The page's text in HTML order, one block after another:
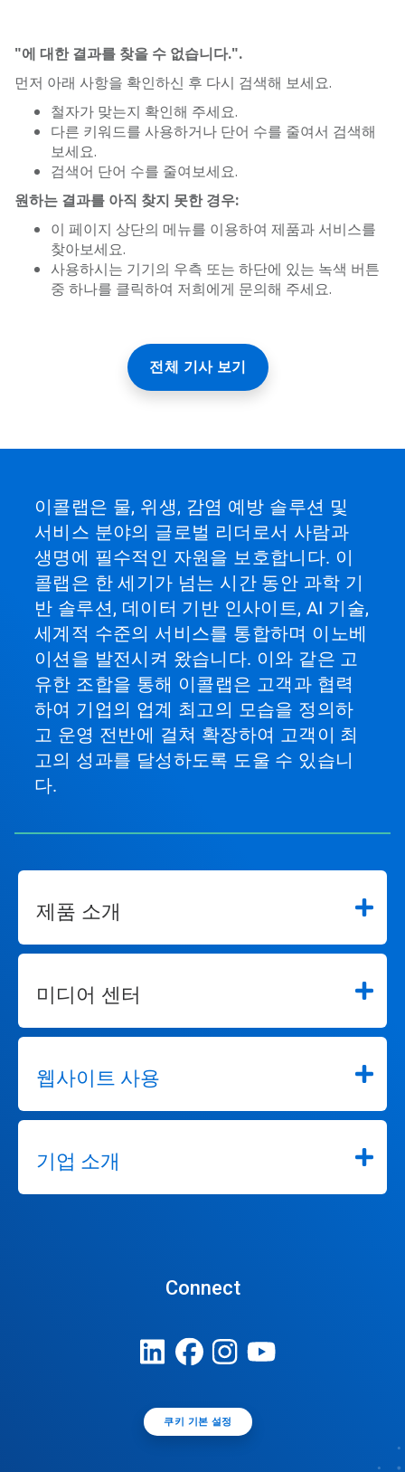
"에 대한 결과를 찾을 수 없습니다.".
먼저 아래 사항을 확인하신 후 다시 검색해 보세요.
철자가 맞는지 확인해 주세요.
다른 키워드를 사용하거나 단어 수를 줄여서 검색해
보세요.
검색어 단어 수를 줄여보세요.
원하는 결과를 아직 찾지 못한 경우:
이 페이지 상단의 메뉴를 이용하여 제품과 서비스를
찾아보세요.
사용하시는 기기의 우측 또는 하단에 있는 녹색 버튼
중 하나를 클릭하여 저희에게 문의해 주세요.
전체 기사 보기
이콜랩은 물, 위생, 감염 예방 솔루션 및
서비스 분야의 글로벌 리더로서 사람과
생명에 필수적인 자원을 보호합니다. 이
콜랩은 한 세기가 넘는 시간 동안 과학 기
반 솔루션, 데이터 기반 인사이트, AI 기술,
세계적 수준의 서비스를 통합하며 이노베
이션을 발전시켜 왔습니다. 이와 같은 고
유한 조합을 통해 이콜랩은 고객과 협력
하여 기업의 업계 최고의 모습을 정의하
고 운영 전반에 걸쳐 확장하여 고객이 최
고의 성과를 달성하도록 도울 수 있습니
다.
제품 소개
미디어 센터
웹사이트 사용
기업 소개
Connect
쿠키 기본 설정